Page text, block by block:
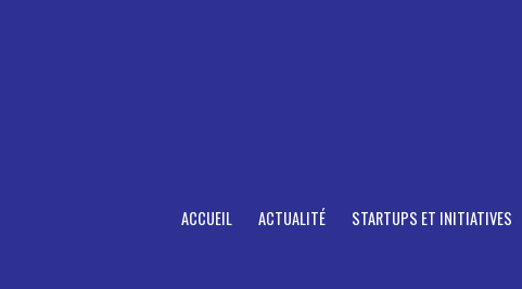
ACCUEIL ACTUALITÉ STARTUPS ET INITIATIVES